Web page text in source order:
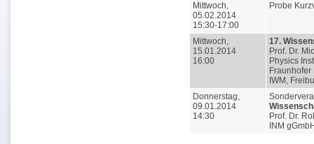
Mittwoch,
05.02.2014
15:30-17:00
Probe
Mittwoch,
15.01.2014
16:00
17.
Prof. Dr.
Physics
IWM,
Donnerstag,
09.01.2014
14:30
Prof. Dr.
INM